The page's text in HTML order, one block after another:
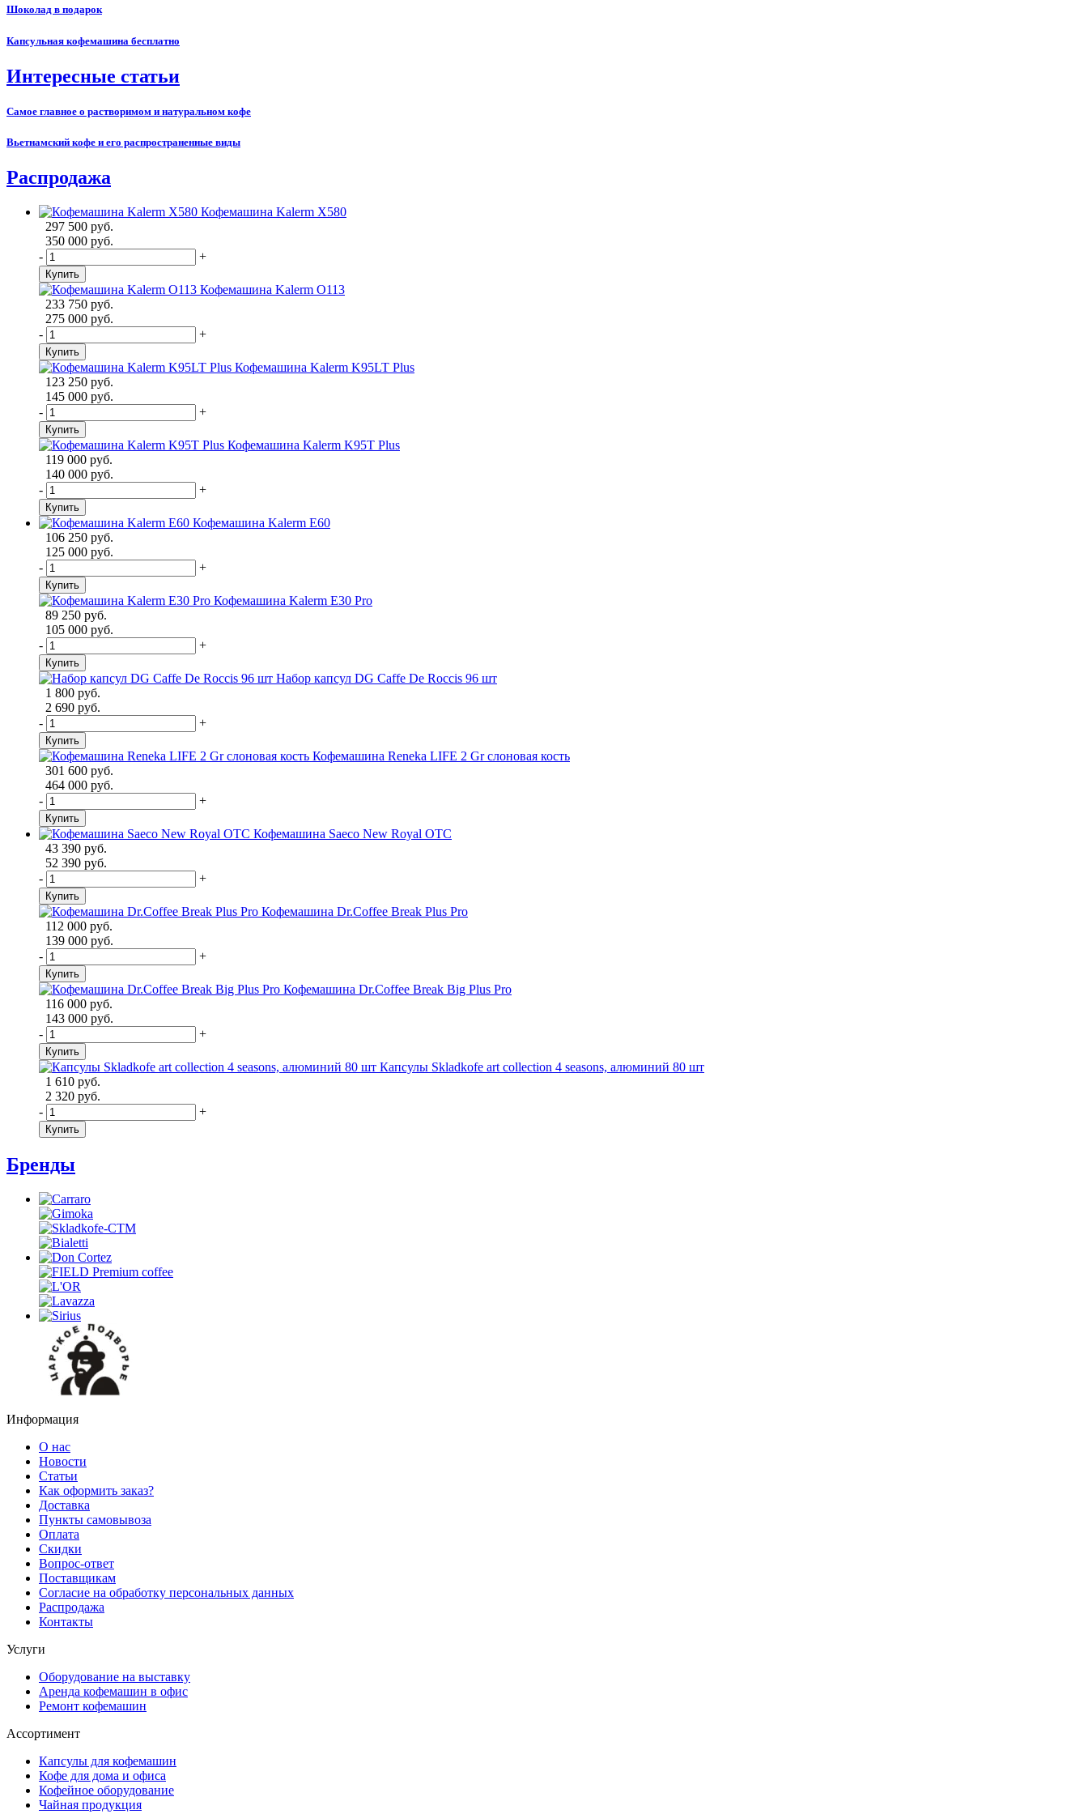
Шоколад в подарок
Капсульная кофемашина бесплатно
Интересные статьи
Самое главное о растворимом и натуральном кофе
Вьетнамский кофе и его распространенные виды
Распродажа
Кофемашина Kalerm X580
297 500 руб.
350 000 руб.
-
+
Купить
Кофемашина Kalerm О113
233 750 руб.
275 000 руб.
-
+
Купить
Кофемашина Kalerm K95LT Plus
123 250 руб.
145 000 руб.
-
+
Купить
Кофемашина Kalerm K95T Plus
119 000 руб.
140 000 руб.
-
+
Купить
Кофемашина Kalerm E60
106 250 руб.
125 000 руб.
-
+
Купить
Кофемашина Kalerm E30 Pro
89 250 руб.
105 000 руб.
-
+
Купить
Набор капсул DG Caffe De Roccis 96 шт
1 800 руб.
2 690 руб.
-
+
Купить
Кофемашина Reneka LIFE 2 Gr слоновая кость
301 600 руб.
464 000 руб.
-
+
Купить
Кофемашина Saeco New Royal OTC
43 390 руб.
52 390 руб.
-
+
Купить
Кофемашина Dr.Coffee Break Plus Pro
112 000 руб.
139 000 руб.
-
+
Купить
Кофемашина Dr.Coffee Break Big Plus Pro
116 000 руб.
143 000 руб.
-
+
Купить
Капсулы Skladkofe art collection 4 seasons, алюминий 80 шт
1 610 руб.
2 320 руб.
-
+
Купить
Бренды
Информация
О нас
Новости
Статьи
Как оформить заказ?
Доставка
Пункты самовывоза
Оплата
Скидки
Вопрос-ответ
Поставщикам
Согласие на обработку персональных данных
Распродажа
Контакты
Услуги
Оборудование на выставку
Аренда кофемашин в офис
Ремонт кофемашин
Ассортимент
Капсулы для кофемашин
Кофе для дома и офиса
Кофейное оборудование
Чайная продукция